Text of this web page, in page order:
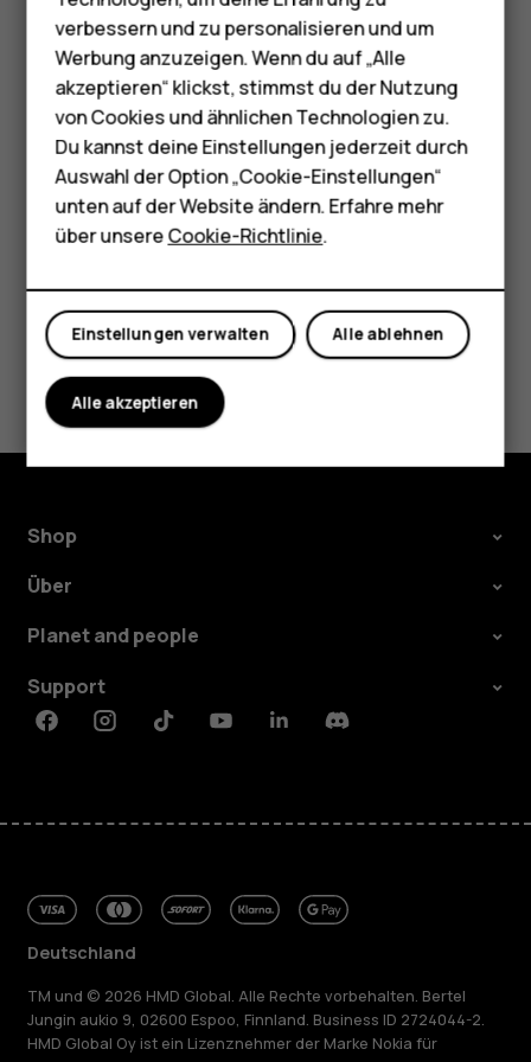
Zubehör
HMD Terra M
Für Unternehmen
Tablets
Shop
Mein Konto
Wenn der Ausgangspunkt nicht Ihre aktuelle Position
sein soll, tippen Sie aufIhr Standort, und suchen Sie
nach einem neuen Ausgangspunkt.
Tippen Sie auf
Start
, um die Navigation zu starten.
Die Route wird auf der Karte zusammen mit einer
Schätzung der benötigten Zeit bis zum Ziel angezeigt. Für
ausführliche Wegbeschreibungen tippen Sie aufSchritte
Did you find this helpful?
Ja Nein
Shop
Über
Planet and people
Support
FacebookInstagramTiktokYoutubeLinkedinDiscord
Deutschland
TM und © 2026 HMD Global. Alle Rechte vorbehalten. Bertel
Jungin aukio 9, 02600 Espoo, Finnland. Business ID 2724044-2.
HMD Global Oy ist ein Lizenznehmer der Marke Nokia für
verbessern und zu personalisieren und um
Werbung anzuzeigen. Wenn du auf „Alle
akzeptieren“ klickst, stimmst du der Nutzung
von Cookies und ähnlichen Technologien zu.
Du kannst deine Einstellungen jederzeit durch
Auswahl der Option „Cookie-Einstellungen“
unten auf der Website ändern. Erfahre mehr
über unsereCookie-Richtlinie.
Alle ablehnen
Einstellungen verwalten
Alle akzeptieren